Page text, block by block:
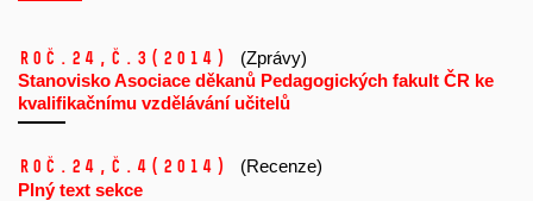
Roč.24, č.3 (2014)
(Zprávy)
Stanovisko Asociace děkanů Pedagogických fakult ČR ke
kvalifikačnímu vzdělávání učitelů
Roč.24, č.4 (2014)
(Recenze)
Plný text sekce